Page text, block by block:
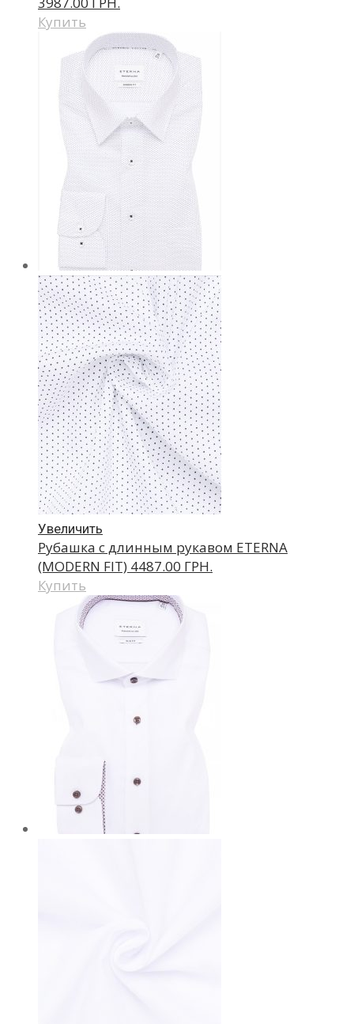
Купить
Увеличить
Рубашка с длинным рукавом ETERNA
(MODERN FIT) 4487.00 ГРН.
Купить